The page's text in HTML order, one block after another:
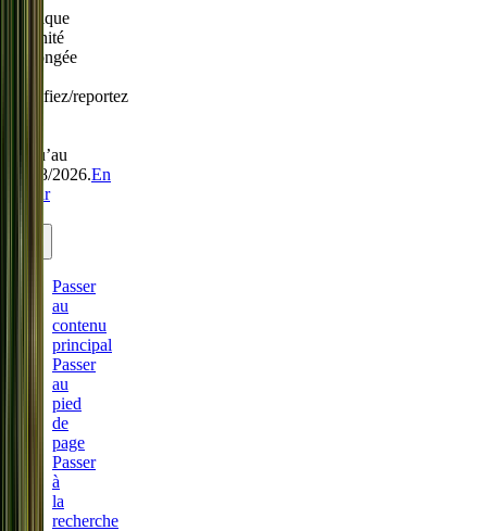
Politique
Sérénité
prolongée
modifiez/reportez
jusqu’au
31/08/2026.En
savoir
Passer
au
contenu
principal
Passer
au
pied
de
page
Passer
à
la
recherche